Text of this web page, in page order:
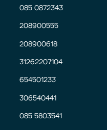
085 0872343
208900555
208900618
31262207104
654501233
306540441
085 5803541